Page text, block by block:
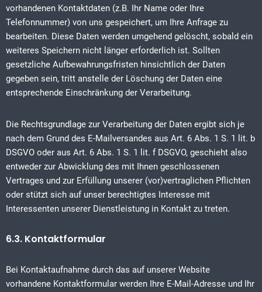
vorhandenen Kontaktdaten (z.B. Ihr Name oder Ihre
Telefonnummer) von uns gespeichert, um Ihre Anfrage zu
bearbeiten. Diese Daten werden umgehend gelöscht, sobald ein
weiteres Speichern nicht länger erforderlich ist. Sollten
gesetzliche Aufbewahrungsfristen hinsichtlich der Daten
gegeben sein, tritt anstelle der Löschung der Daten eine
entsprechende Einschränkung der Verarbeitung.
Die Rechtsgrundlage zur Verarbeitung der Daten ergibt sich je
nach dem Grund des E-Mailversandes aus Art. 6 Abs. 1 S. 1 lit. b
DSGVO oder aus Art. 6 Abs. 1 S. 1 lit. f DSGVO, geschieht also
entweder zur Abwicklung des mit Ihnen geschlossenen
Vertrages und zur Erfüllung unserer (vor)vertraglichen Pflichten
oder stützt sich auf unser berechtigtes Interesse mit
Interessenten unserer Dienstleistung in Kontakt zu treten.
6.3. Kontaktformular
Bei Kontaktaufnahme durch das auf unserer Website
vorhandene Kontaktformular werden Ihre E-Mail-Adresse und Ihr